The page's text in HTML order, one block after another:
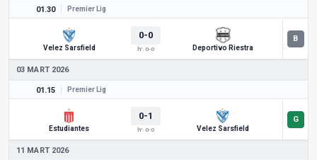
01.30 Premier Lig
Velez Sarsfield
0-0
İY: 0-0 Deportivo Riestra
03 MART 2026
01.15 Premier Lig
Estudiantes
0-1
İY: 0-0 Velez Sarsfield
11 MART 2026